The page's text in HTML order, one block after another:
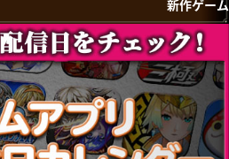
新作ゲーム